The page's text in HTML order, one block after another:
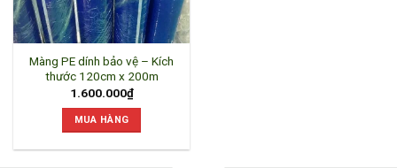
Màng PE dính bảo vệ – Kích
thước 120cm x 200m
1.600.000₫
MUA HÀNG